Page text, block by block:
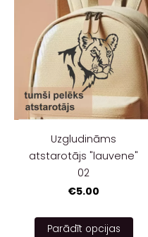
Uzgludināms
atstarotājs "lauvene"
02
€5.00
Parādīt opcijas